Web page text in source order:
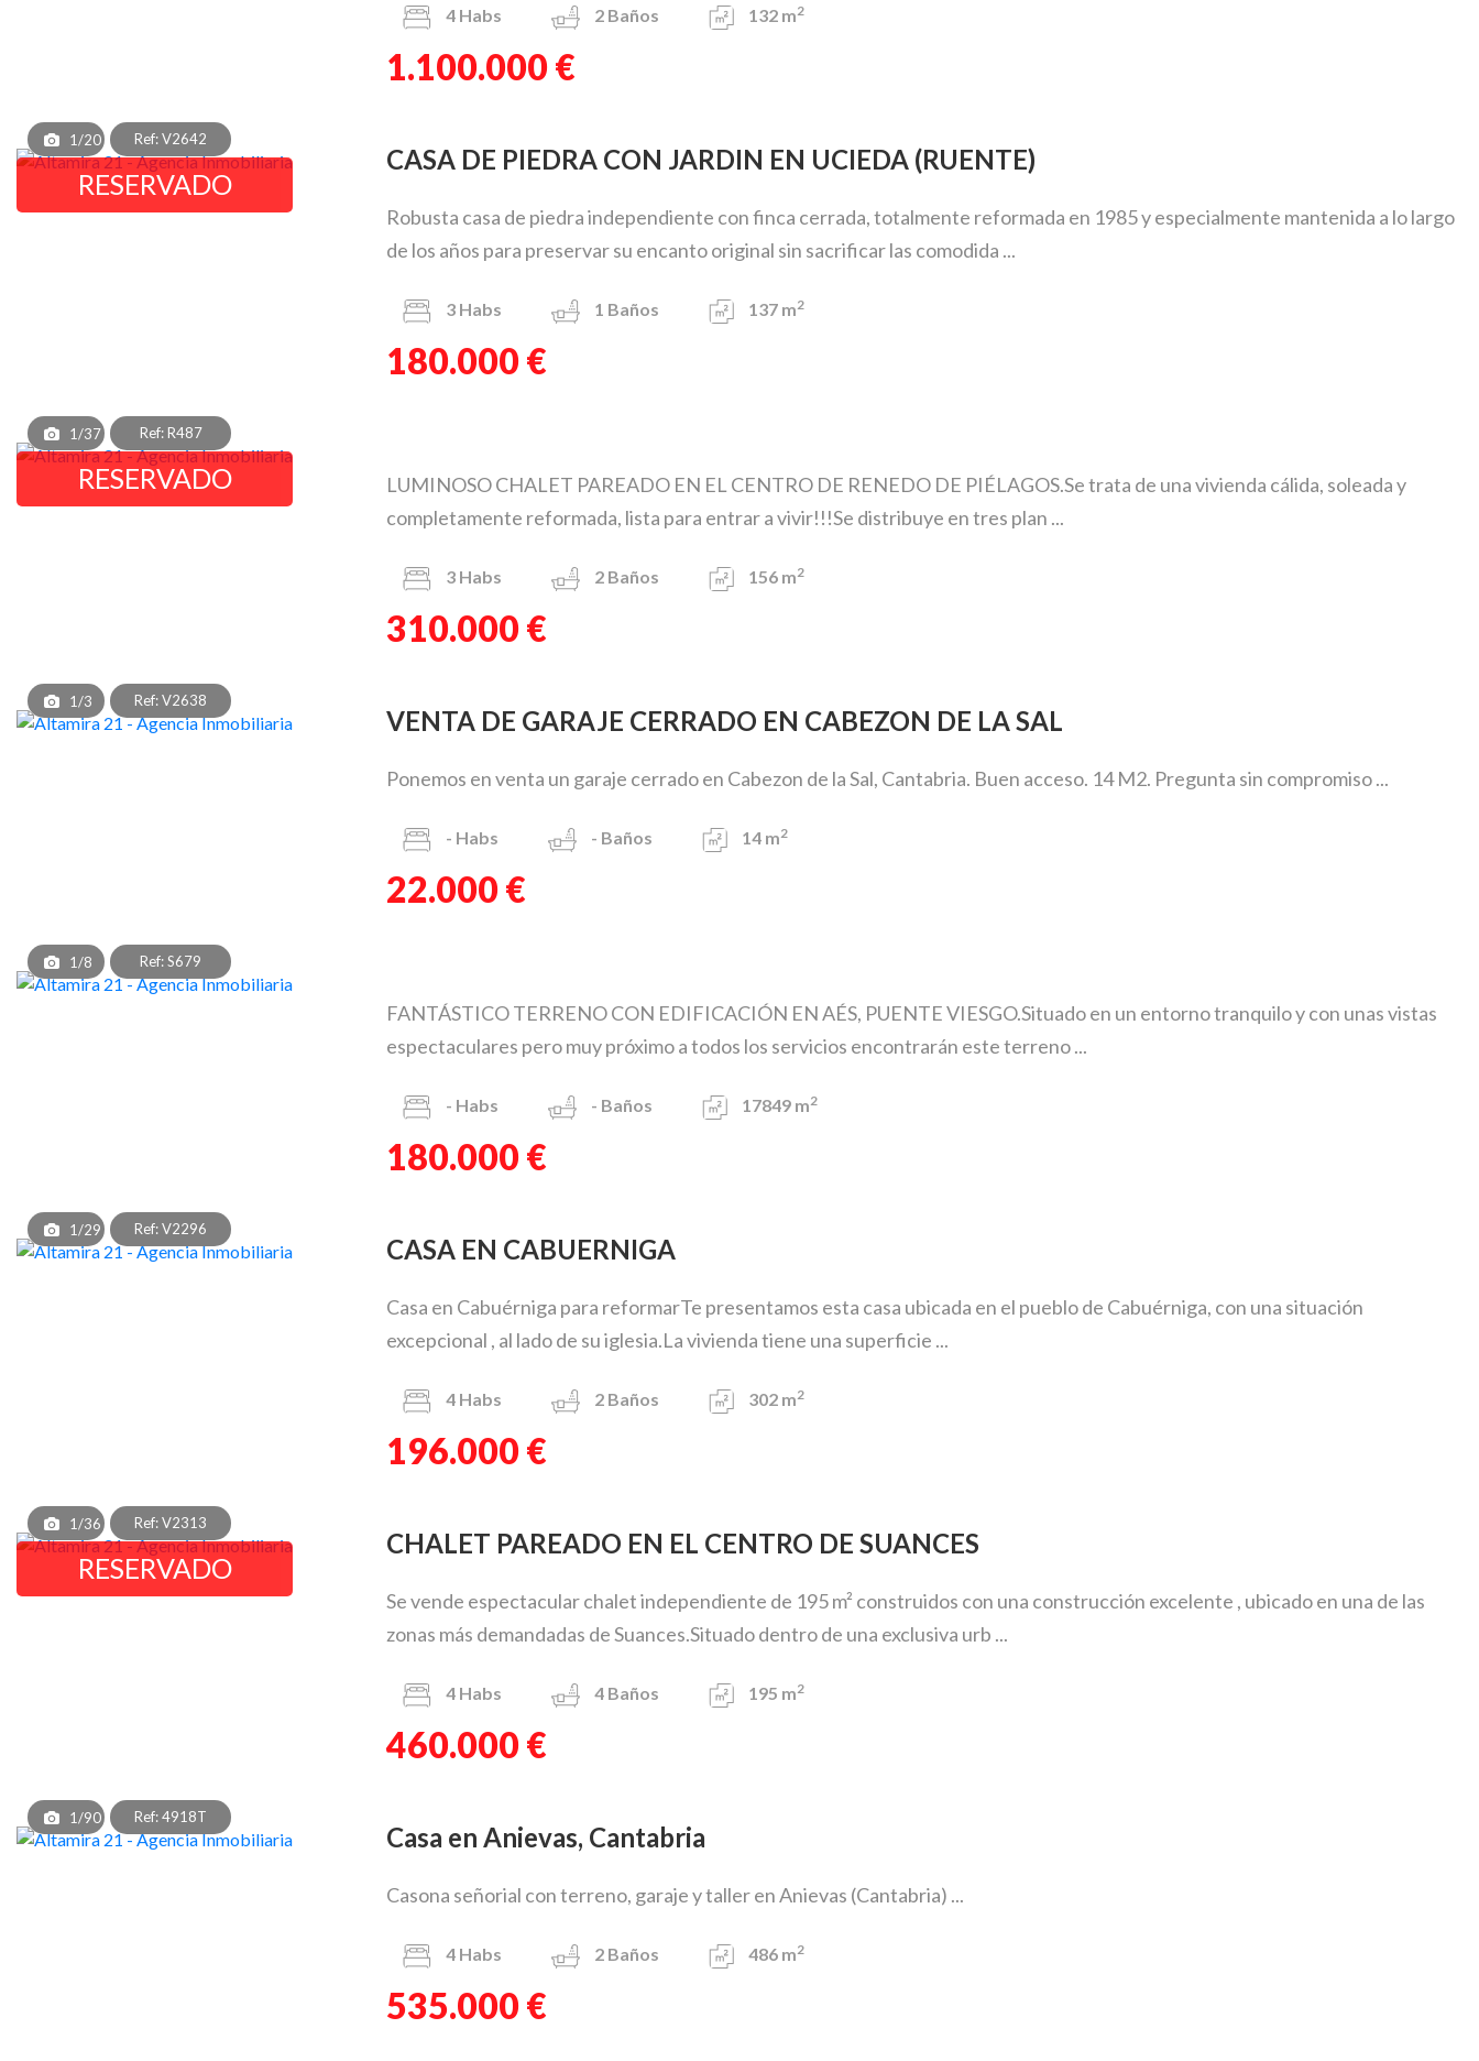
4 Habs 2 Baños 132 m2
1.100.000 €
1/20 Ref: V2642
RESERVADO
CASA DE PIEDRA CON JARDIN EN UCIEDA (RUENTE)
Robusta casa de piedra independiente con finca cerrada, totalmente reformada en 1985 y especialmente mantenida a lo largo
de los años para preservar su encanto original sin sacrificar las comodida ...
3 Habs 1 Baños 137 m2
180.000 €
1/37 Ref: R487
RESERVADO
LUMINOSO CHALET PAREADO EN EL CENTRO DE RENEDO DE PIÉLAGOS.Se trata de una vivienda cálida, soleada y
completamente reformada, lista para entrar a vivir!!!Se distribuye en tres plan ...
3 Habs 2 Baños 156 m2
310.000 €
1/3 Ref: V2638
VENTA DE GARAJE CERRADO EN CABEZON DE LA SAL
Ponemos en venta un garaje cerrado en Cabezon de la Sal, Cantabria. Buen acceso. 14 M2. Pregunta sin compromiso ...
- Habs - Baños 14 m2
22.000 €
1/8 Ref: S679
FANTÁSTICO TERRENO CON EDIFICACIÓN EN AÉS, PUENTE VIESGO.Situado en un entorno tranquilo y con unas vistas
espectaculares pero muy próximo a todos los servicios encontrarán este terreno ...
- Habs - Baños 17849 m2
180.000 €
1/29 Ref: V2296
CASA EN CABUERNIGA
Casa en Cabuérniga para reformarTe presentamos esta casa ubicada en el pueblo de Cabuérniga, con una situación
excepcional , al lado de su iglesia.La vivienda tiene una superficie ...
4 Habs 2 Baños 302 m2
196.000 €
1/36 Ref: V2313
RESERVADO
CHALET PAREADO EN EL CENTRO DE SUANCES
Se vende espectacular chalet independiente de 195 m² construidos con una construcción excelente , ubicado en una de las
zonas más demandadas de Suances.Situado dentro de una exclusiva urb ...
4 Habs 4 Baños 195 m2
460.000 €
1/90 Ref: 4918T
Casa en Anievas, Cantabria
Casona señorial con terreno, garaje y taller en Anievas (Cantabria) ...
4 Habs 2 Baños 486 m2
535.000 €